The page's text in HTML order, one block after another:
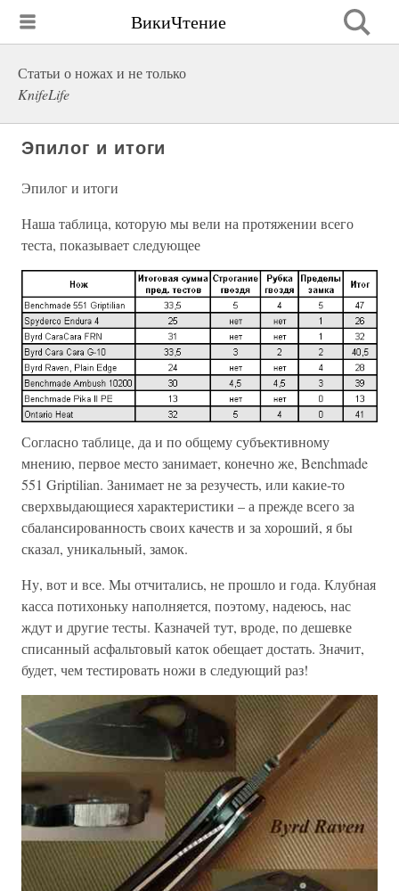
ВикиЧтение
Статьи о ножах и не только
KnifeLife
Эпилог и итоги
Эпилог и итоги
Наша таблица, которую мы вели на протяжении всего
теста, показывает следующее
Согласно таблице, да и по общему субъективному
мнению, первое место занимает, конечно же, Benchmade
551 Griptilian. Занимает не за резучесть, или какие-то
сверхвыдающиеся характеристики – а прежде всего за
сбалансированность своих качеств и за хороший, я бы
сказал, уникальный, замок.
Ну, вот и все. Мы отчитались, не прошло и года. Клубная
касса потихоньку наполняется, поэтому, надеюсь, нас
ждут и другие тесты. Казначей тут, вроде, по дешевке
списанный асфальтовый каток обещает достать. Значит,
будет, чем тестировать ножи в следующий раз!